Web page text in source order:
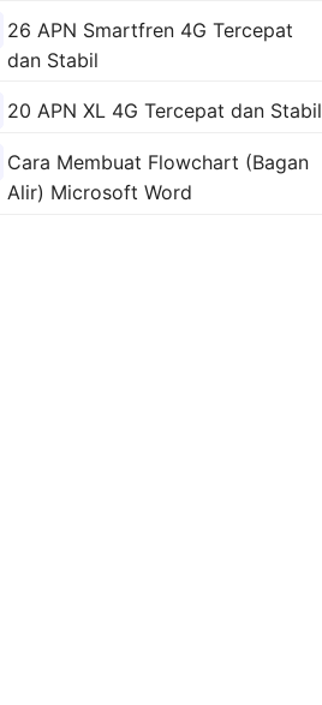
26 APN Smartfren 4G Tercepat
dan Stabil
20 APN XL 4G Tercepat dan Stabil
Cara Membuat Flowchart (Bagan
Alir) Microsoft Word